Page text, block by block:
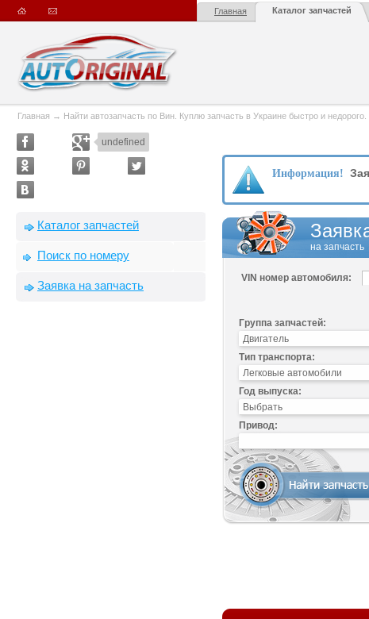
Главная Каталог запчастей
Главная → Найти автозапчасть по Вин. Куплю запчасть в Украине быстро и
undefined
Каталог запчастей
Поиск по номеру
Заявка на запчасть
Информация!
на запчасть
VIN номер автомобиля:
Группа запчастей:
Тип транспорта:
Год выпуска:
Привод: